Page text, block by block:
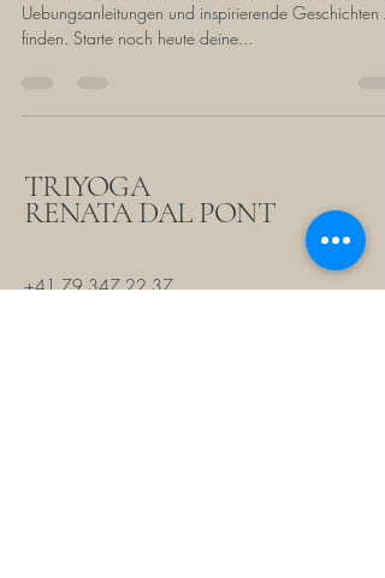
Uebungsanleitungen und inspirierende Geschichten
finden. Starte noch heute deine...
TRIYOGA
RENATA DAL PONT
+41 79 347 22 37